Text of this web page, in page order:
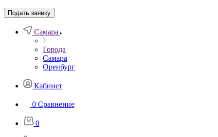
Подать заявку
Самара
Города
Самара
Оренбург
Кабинет
0 Сравнение
0